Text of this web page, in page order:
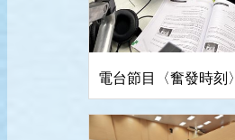
電台節目〈奮發時刻〉